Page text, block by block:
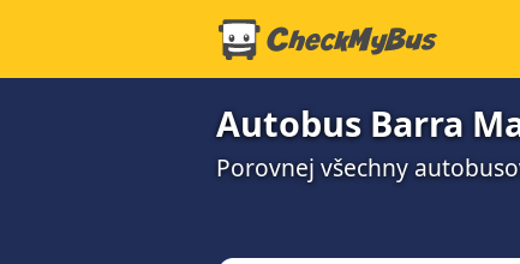
Autobus Barra
Porovnej všechny